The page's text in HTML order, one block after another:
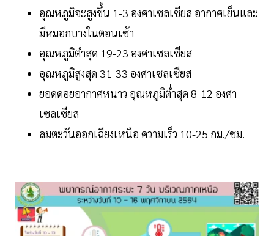
อุณหภูมิจะสูงขึ้น 1-3 องศาเซลเซียส อากาศเย็นและ
มีหมอกบางในตอนเช้า
อุณหภูมิต่ำสุด 19-23 องศาเซลเซียส
อุณหภูมิสูงสุด 31-33 องศาเซลเซียส
ยอดดอยอากาศหนาว อุณหภูมิต่ำสุด 8-12 องศา
เซลเซียส
ลมตะวันออกเฉียงเหนือ ความเร็ว 10-25 กม./ชม.